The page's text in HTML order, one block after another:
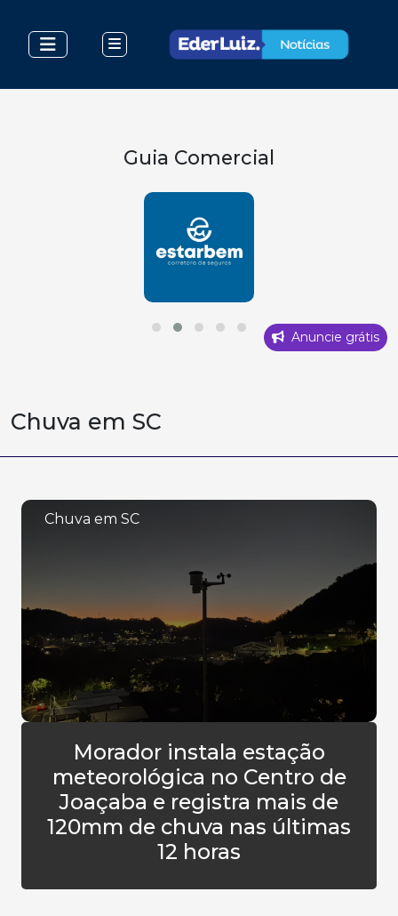
Guia Comercial
Anuncie grátis
Chuva em SC
Chuva em SC
Morador instala estação
meteorológica no Centro de
Joaçaba e registra mais de
120mm de chuva nas últimas
12 horas